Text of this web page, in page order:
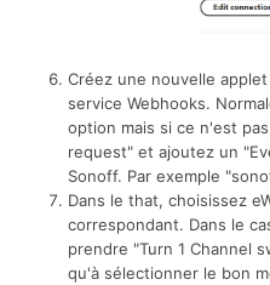
Créez une nouvelle
service Webhooks.
option mais si ce n'est
request" et ajoutez un
Sonoff. Par exemple
Dans le that, choisissez
correspondant. Dans le
prendre "Turn 1 Channel
qu'à sélectionner le bon